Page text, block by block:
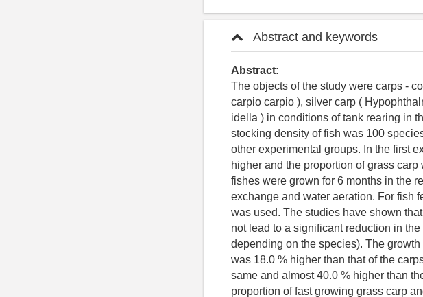
Abstract and keywords
Abstract:
The objects of the study were carps -
carpio carpio ), silver carp (
idella ) in conditions of tank rearing in
stocking density of fish was 100
other experimental groups. In the first
higher and the proportion of grass
fishes were grown for 6 months in the
exchange and water aeration. For fish
was used. The studies have shown
not lead to a significant reduction in
depending on the species). The
was 18.0 % higher than that of the
same and almost 40.0 % higher than
proportion of fast growing grass carp